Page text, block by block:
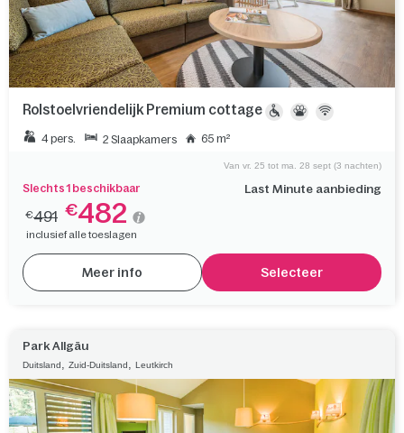
Rolstoelvriendelijk Premium cottage
4 pers. 2 Slaapkamers 65 m²
Slechts 1 beschikbaar Last Minute aanbieding
Van vr. 25 tot ma. 28 sept (3 nachten)
€491 €482
inclusief alle toeslagen
Meer info Selecteer
Park Allgäu
Duitsland Zuid-Duitsland Leutkirch